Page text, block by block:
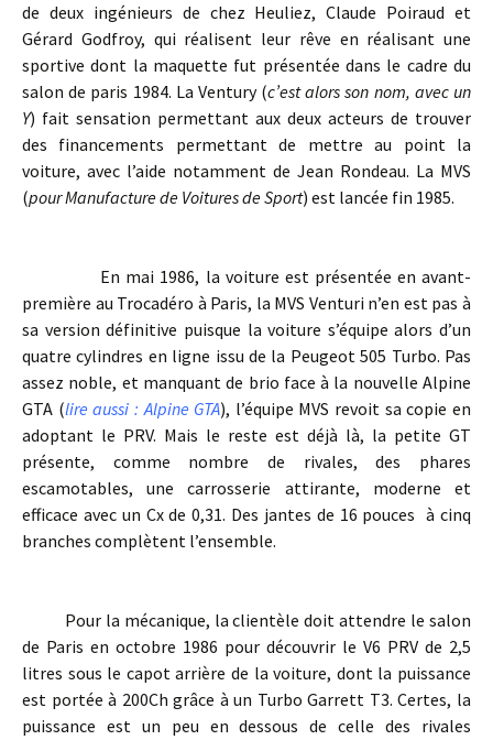
de deux ingénieurs de chez Heuliez, Claude Poiraud et
Gérard Godfroy, qui réalisent leur rêve en réalisant une
sportive dont la maquette fut présentée dans le cadre du
salon de paris 1984. La Ventury (c’est alors son nom, avec un
Y) fait sensation permettant aux deux acteurs de trouver
des financements permettant de mettre au point la
voiture, avec l’aide notamment de Jean Rondeau. La MVS
(pour Manufacture de Voitures de Sport) est lancée fin 1985.
En mai 1986, la voiture est présentée en avant-
première au Trocadéro à Paris, la MVS Venturi n’en est pas à
sa version définitive puisque la voiture s’équipe alors d’un
quatre cylindres en ligne issu de la Peugeot 505 Turbo. Pas
assez noble, et manquant de brio face à la nouvelle Alpine
GTA (lire aussi : Alpine GTA), l’équipe MVS revoit sa copie en
adoptant le PRV. Mais le reste est déjà là, la petite GT
présente, comme nombre de rivales, des phares
escamotables, une carrosserie attirante, moderne et
efficace avec un Cx de 0,31. Des jantes de 16 pouces à cinq
branches complètent l’ensemble.
Pour la mécanique, la clientèle doit attendre le salon
de Paris en octobre 1986 pour découvrir le V6 PRV de 2,5
litres sous le capot arrière de la voiture, dont la puissance
est portée à 200Ch grâce à un Turbo Garrett T3. Certes, la
puissance est un peu en dessous de celle des rivales